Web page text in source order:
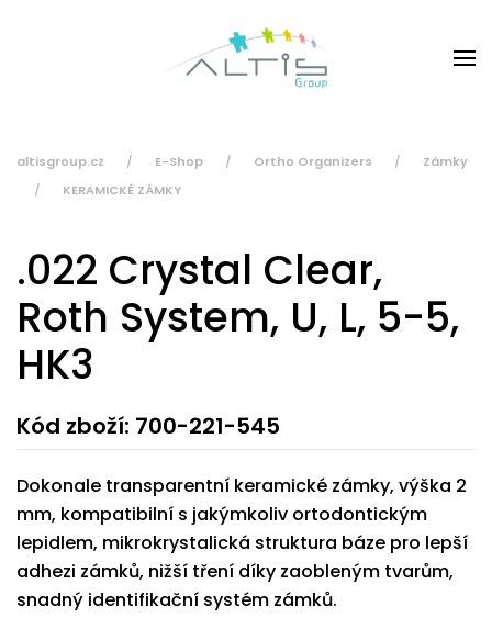
altisgroup.cz E-Shop Ortho Organizers
Zámky
KERAMICKÉ ZÁMKY
.022 Crystal Clear,
Roth System, U, L, 5-5,
HK3
Kód zboží: 700-221-545
Dokonale transparentní keramické zámky, výška 2
mm, kompatibilní s jakýmkoliv ortodontickým
lepidlem, mikrokrystalická struktura báze pro lepší
adhezi zámků, nižší tření díky zaobleným tvarům,
snadný identifikační systém zámků.